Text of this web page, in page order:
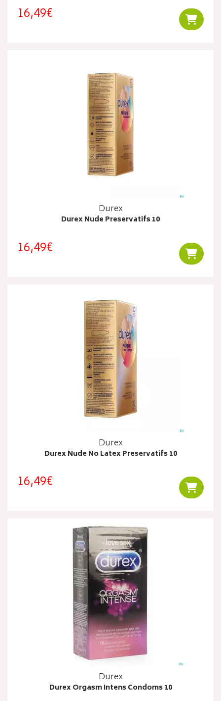
16,49€
Durex
Durex Nude Preservatifs 10
16,49€
Durex
Durex Nude No Latex Preservatifs 10
16,49€
Durex
Durex Orgasm Intens Condoms 10